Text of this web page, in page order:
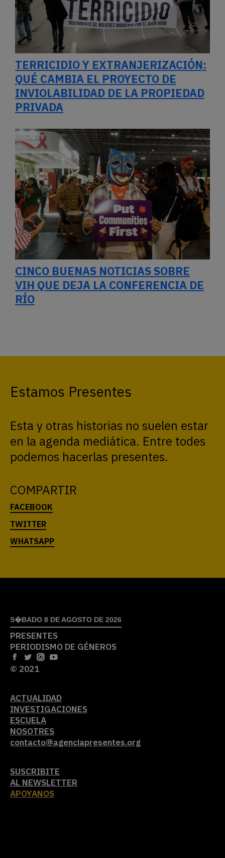
TERRICIDIO Y EXTRANJERIZACIÓN:
QUÉ CAMBIA EL PROYECTO DE
INVIOLABILIDAD DE LA PROPIEDAD
PRIVADA
CINCO BUENAS NOTICIAS SOBRE
VIH QUE DEJA LA CONFERENCIA DE
RÍO
Estamos Presentes
Esta y otras historias no suelen estar
en la agenda mediática. Entre todes
podemos hacerlas presentes.
COMPARTIR
S�BADO 8 DE AGOSTO DE 2026
PRESENTES
PERIODISMO DE GÉNEROS
© 2021
ACTUALIDAD
INVESTIGACIONES
ESCUELA
NOSOTRES
contacto@agenciapresentes.org
SUSCRIBITE
AL NEWSLETTER
APOYANOS